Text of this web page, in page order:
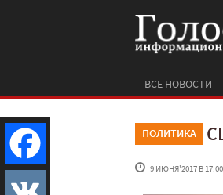
ВСЕ НОВОСТИ
ПОЛИТИКА
9 ИЮНЯ'2017 В 17:00
Facebook